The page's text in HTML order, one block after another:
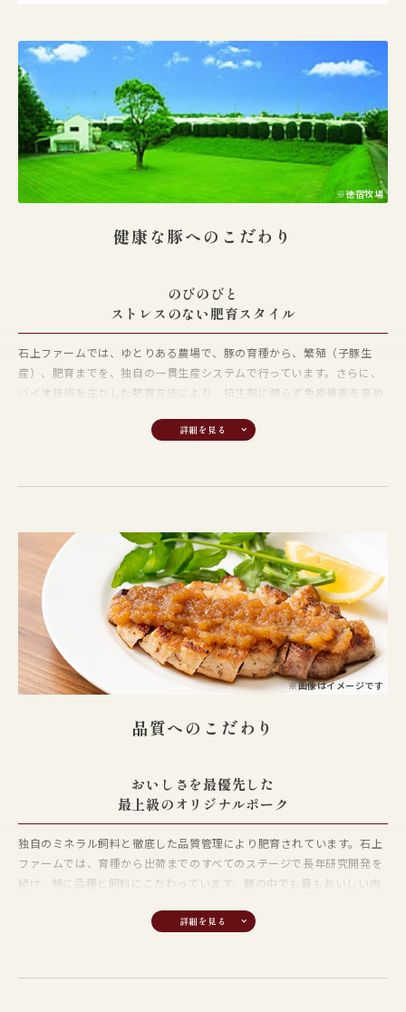
現在、全国には約四百ものブランド豚肉が存在し、競争は激しさを増し
ています。そのような中、生産者、食肉業者、畜産関係団体等の関係者
が連携しながら生産から流通、販売を行う「常陸の輝き推進協議会」を
設立しました。生産者だけでなく、関係者が一体となって協力しあう組
織により、高品質なブランド豚肉の生産供給を行い、茨城県から全国
へ、至高のブランド豚肉「常陸の輝き」を自信を持ってお届けします。
※徳宿牧場
健康な豚へのこだわり
のびのびと
ストレスのない肥育スタイル
石上ファームでは、ゆとりある農場で、豚の育種から、繁殖（子豚生
産）、肥育までを、独自の一貫生産システムで行っています。さらに、
バイオ技術を生かした肥育方法により、抗生剤に頼らず免疫機能を高め
による徹底した衛生管理
います。その後、一定期間豚舎を空にして洗浄・乾燥・消毒を繰り返
し、感染リスクを確実に遮断。この「オールイン・オールアウト」方式
で農場を設計し、衛生管理を徹底しています｡
ノンストレスの「バイテク肥育」
生後70日を過ぎた肉豚は、ヒノキや杉のオガクズを敷きつめたゆとりあ
くいつも清潔。豚はのびのびと走り回れるため、ストレスも少なく、健
生産履歴の徹底管理
（トレーサビリティ）
出荷される豚は、各豚舎にある管理カードにより生産履歴を記録・管理
を徹底しています。誕生・導入農場・ワクチン接種履歴等を記録し、安
※画像はイメージです
品質へのこだわり
おいしさを最優先した
最上級のオリジナルポーク
独自のミネラル飼料と徹底した品質管理により肥育されています。石上
ファームでは、育種から出荷までのすべてのステージで長年研究開発を
続け、特に品種と飼料にこだわっています。豚の中でも最もおいしい肉
飼料に飼料米を15%以上の割合で配合し、ミネラル入り酵素飼料を加